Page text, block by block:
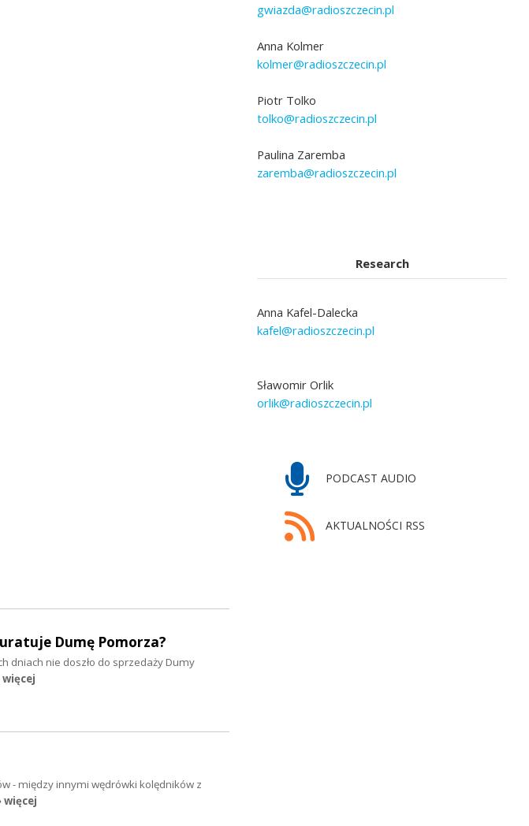
gwiazda@radioszczecin.pl
Anna Kolmer
kolmer@radioszczecin.pl
Piotr Tolko
tolko@radioszczecin.pl
Paulina Zaremba
zaremba@radioszczecin.pl
Research
Anna Kafel-Dalecka
kafel@radioszczecin.pl
Sławomir Orlik
orlik@radioszczecin.pl
PODCAST AUDIO
AKTUALNOŚCI RSS
Dumę Pomorza?
dniach nie doszło do sprzedaży Dumy
więcej
- między innymi wędrówki kolędników z
więcej